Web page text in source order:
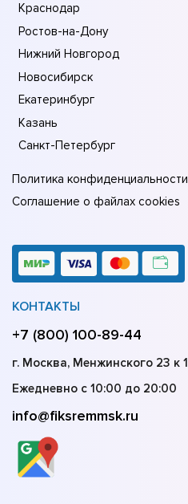
Краснодар
Ростов-на-Дону
Нижний Новгород
Новосибирск
Екатеринбург
Казань
Санкт-Петербург
Политика конфиденциальности
Соглашение о файлах cookies
КОНТАКТЫ
+7 (800) 100-89-44
г. Москва, Менжинского 23 к 1
Ежедневно с 10:00 до 20:00
info@fiksremmsk.ru